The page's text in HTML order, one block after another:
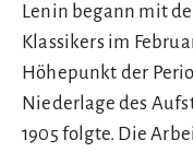
Lenin begann mit
Klassikers im
Höhepunkt der
Niederlage des
1905 folgte. Die